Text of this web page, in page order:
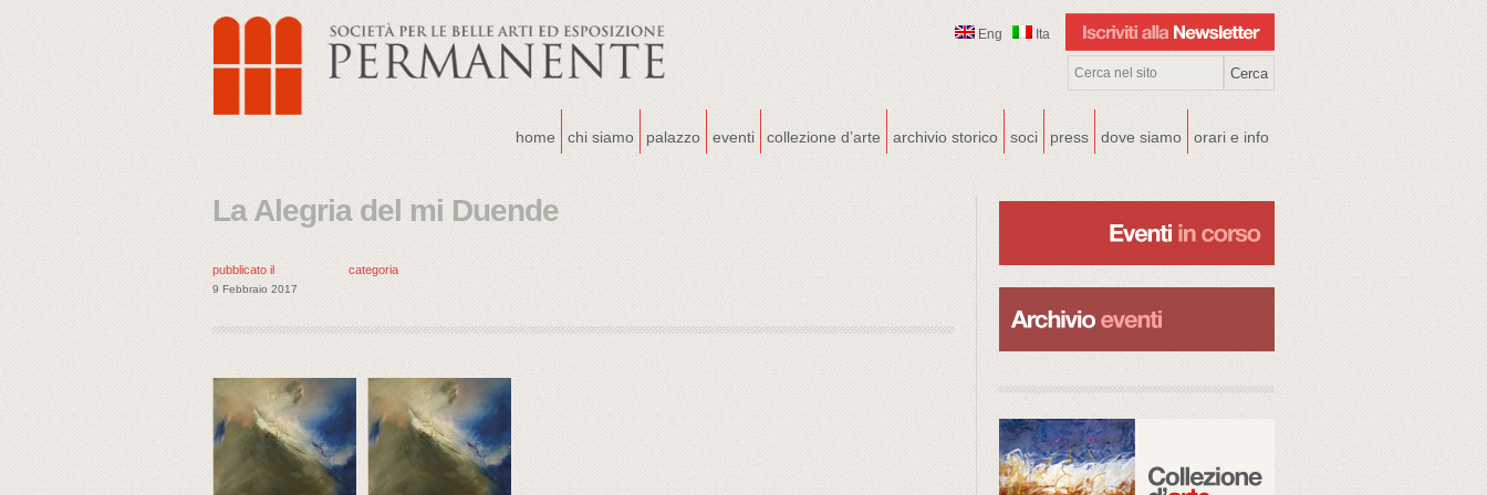
Eng Ita
home chi siamo palazzo eventi collezione d’arte archivio storico soci press dove siamo orari e info
La Alegria del mi Duende
pubblicato il
9 Febbraio 2017
categoria